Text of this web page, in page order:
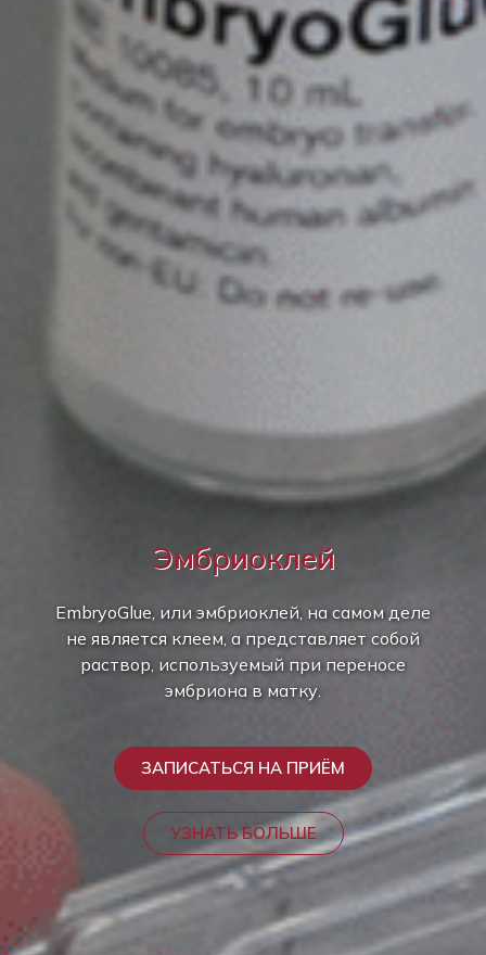
Эмбриоклей
EmbryoGlue, или эмбриоклей, на самом деле
не является клеем, а представляет собой
раствор, используемый при переносе
эмбриона в матку.
ЗАПИСАТЬСЯ НА ПРИЁМ
УЗНАТЬ БОЛЬШЕ